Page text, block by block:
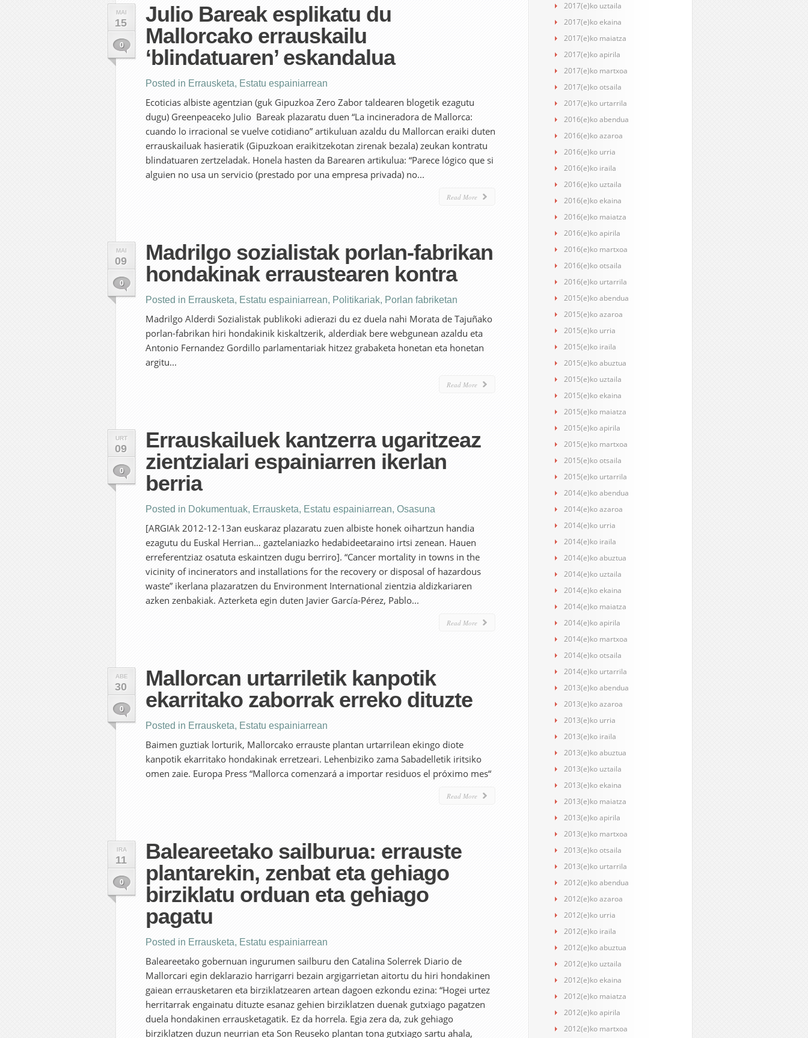
MAI
15
0
Julio Bareak esplikatu du
Mallorcako errauskailu
‘blindatuaren’ eskandalua
Posted in Errausketa, Estatu espainiarrean
Ecoticias albiste agentzian (guk Gipuzkoa Zero Zabor taldearen blogetik ezagutu
dugu) Greenpeaceko Julio Bareak plazaratu duen “La incineradora de Mallorca:
cuando lo irracional se vuelve cotidiano” artikuluan azaldu du Mallorcan eraiki duten
errauskailuak hasieratik (Gipuzkoan eraikitzekotan zirenak bezala) zeukan kontratu
blindatuaren zertzeladak. Honela hasten da Barearen artikulua: “Parece lógico que si
alguien no usa un servicio (prestado por una empresa privada) no...
Read More
MAI
09
0
Madrilgo sozialistak porlan-fabrikan
hondakinak erraustearen kontra
Posted in Errausketa, Estatu espainiarrean, Politikariak, Porlan fabriketan
Madrilgo Alderdi Sozialistak publikoki adierazi du ez duela nahi Morata de Tajuñako
porlan-fabrikan hiri hondakinik kiskaltzerik, alderdiak bere webgunean azaldu eta
Antonio Fernandez Gordillo parlamentariak hitzez grabaketa honetan eta honetan
argitu...
Read More
URT
09
0
Errauskailuek kantzerra ugaritzeaz
zientzialari espainiarren ikerlan
berria
Posted in Dokumentuak, Errausketa, Estatu espainiarrean, Osasuna
[ARGIAk 2012-12-13an euskaraz plazaratu zuen albiste honek oihartzun handia
ezagutu du Euskal Herrian… gaztelaniazko hedabideetaraino irtsi zenean. Hauen
erreferentziaz osatuta eskaintzen dugu berriro]. “Cancer mortality in towns in the
vicinity of incinerators and installations for the recovery or disposal of hazardous
waste” ikerlana plazaratzen du Environment International zientzia aldizkariaren
azken zenbakiak. Azterketa egin duten Javier García-Pérez, Pablo...
Read More
ABE
30
0
Mallorcan urtarriletik kanpotik
ekarritako zaborrak erreko dituzte
Posted in Errausketa, Estatu espainiarrean
Baimen guztiak lorturik, Mallorcako errauste plantan urtarrilean ekingo diote
kanpotik ekarritako hondakinak erretzeari. Lehenbiziko zama Sabadelletik iritsiko
omen zaie. Europa Press “Mallorca comenzará a importar residuos el próximo mes“
Read More
IRA
11
0
Baleareetako sailburua: errauste
plantarekin, zenbat eta gehiago
birziklatu orduan eta gehiago
pagatu
Posted in Errausketa, Estatu espainiarrean
Baleareetako gobernuan ingurumen sailburu den Catalina Solerrek Diario de
Mallorcari egin deklarazio harrigarri bezain argigarrietan aitortu du hiri hondakinen
gaiean errausketaren eta birziklatzearen artean dagoen ezkondu ezina: “Hogei urtez
herritarrak engainatu dituzte esanaz gehien birziklatzen duenak gutxiago pagatzen
duela hondakinen errausketagatik. Ez da horrela. Egia zera da, zuk gehiago
birziklatzen duzun neurrian eta Son Reuseko plantan tona gutxiago sartu ahala,
2017(e)ko uztaila
2017(e)ko ekaina
2017(e)ko maiatza
2017(e)ko apirila
2017(e)ko martxoa
2017(e)ko otsaila
2017(e)ko urtarrila
2016(e)ko abendua
2016(e)ko azaroa
2016(e)ko urria
2016(e)ko iraila
2016(e)ko uztaila
2016(e)ko ekaina
2016(e)ko maiatza
2016(e)ko apirila
2016(e)ko martxoa
2016(e)ko otsaila
2016(e)ko urtarrila
2015(e)ko abendua
2015(e)ko azaroa
2015(e)ko urria
2015(e)ko iraila
2015(e)ko abuztua
2015(e)ko uztaila
2015(e)ko ekaina
2015(e)ko maiatza
2015(e)ko apirila
2015(e)ko martxoa
2015(e)ko otsaila
2015(e)ko urtarrila
2014(e)ko abendua
2014(e)ko azaroa
2014(e)ko urria
2014(e)ko iraila
2014(e)ko abuztua
2014(e)ko uztaila
2014(e)ko ekaina
2014(e)ko maiatza
2014(e)ko apirila
2014(e)ko martxoa
2014(e)ko otsaila
2014(e)ko urtarrila
2013(e)ko abendua
2013(e)ko azaroa
2013(e)ko urria
2013(e)ko iraila
2013(e)ko abuztua
2013(e)ko uztaila
2013(e)ko ekaina
2013(e)ko maiatza
2013(e)ko apirila
2013(e)ko martxoa
2013(e)ko otsaila
2013(e)ko urtarrila
2012(e)ko abendua
2012(e)ko azaroa
2012(e)ko urria
2012(e)ko iraila
2012(e)ko abuztua
2012(e)ko uztaila
2012(e)ko ekaina
2012(e)ko maiatza
2012(e)ko apirila
2012(e)ko martxoa